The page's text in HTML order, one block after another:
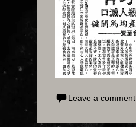
Leave a comment